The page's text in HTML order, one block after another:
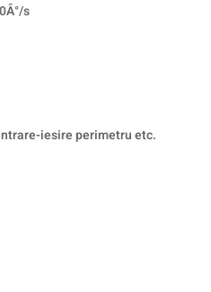
s
iesire perimetru etc.